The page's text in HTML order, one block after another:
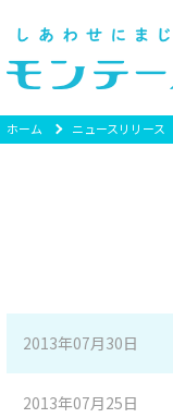
ホーム ニュースリリース
2013年07月30日
2013年07月25日